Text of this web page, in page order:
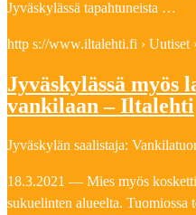
Jyväskylässä tapahtuneista …
http s://www.iltalehti.fi › Uutiset
Jyväskylässä myös
vankilaan – Iltalehti
Jyväskylän saalistaja:
18.3.2021 — Mies myös
sukuelinten alueelta. Tuomiossa